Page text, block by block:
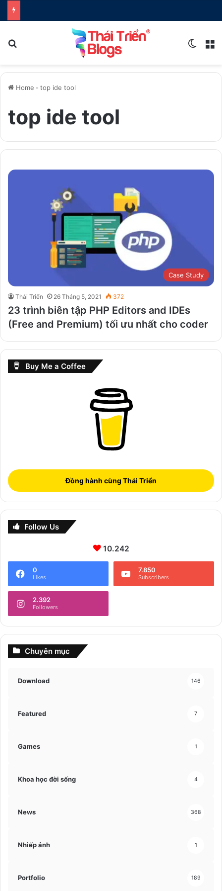
Home - top ide tool
top ide tool
Case Study
Thái Triển 26 Tháng 5, 2021 372
23 trình biên tập PHP Editors and IDEs
(Free and Premium) tối ưu nhất cho coder
Buy Me a Coffee
Đồng hành cùng Thái Triển
Follow Us
10.242
0
Likes
7.850
Subscribers
2.392
Followers
Chuyên mục
Download 146
Featured 7
Games 1
Khoa học đời sống 4
News 368
Nhiếp ảnh 1
Portfolio 189